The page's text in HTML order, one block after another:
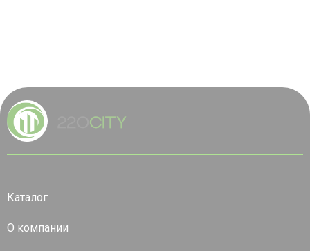
Каталог
О компании